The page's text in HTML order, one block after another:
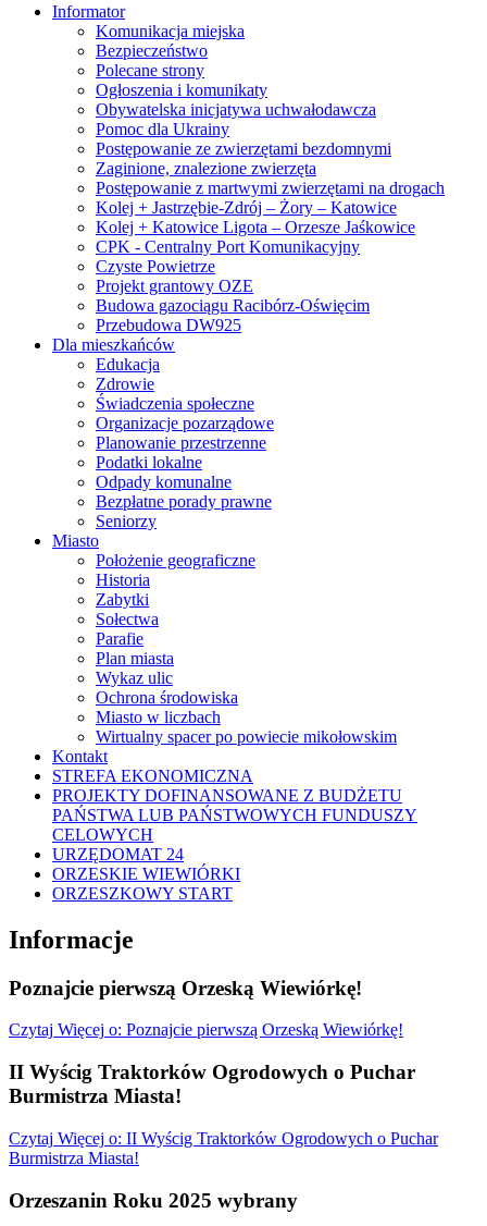
Informator
Komunikacja miejska
Bezpieczeństwo
Polecane strony
Ogłoszenia i komunikaty
Obywatelska inicjatywa uchwałodawcza
Pomoc dla Ukrainy
Postępowanie ze zwierzętami bezdomnymi
Zaginione, znalezione zwierzęta
Postępowanie z martwymi zwierzętami na drogach
Kolej + Jastrzębie-Zdrój – Żory – Katowice
Kolej + Katowice Ligota – Orzesze Jaśkowice
CPK - Centralny Port Komunikacyjny
Czyste Powietrze
Projekt grantowy OZE
Budowa gazociągu Racibórz-Oświęcim
Przebudowa DW925
Dla mieszkańców
Edukacja
Zdrowie
Świadczenia społeczne
Organizacje pozarządowe
Planowanie przestrzenne
Podatki lokalne
Odpady komunalne
Bezpłatne porady prawne
Seniorzy
Miasto
Położenie geograficzne
Historia
Zabytki
Sołectwa
Parafie
Plan miasta
Wykaz ulic
Ochrona środowiska
Miasto w liczbach
Wirtualny spacer po powiecie mikołowskim
Kontakt
STREFA EKONOMICZNA
PROJEKTY DOFINANSOWANE Z BUDŻETU
PAŃSTWA LUB PAŃSTWOWYCH FUNDUSZY
CELOWYCH
URZĘDOMAT 24
ORZESKIE WIEWIÓRKI
ORZESZKOWY START
Informacje
Poznajcie pierwszą Orzeską Wiewiórkę!
Czytaj Więcej o: Poznajcie pierwszą Orzeską Wiewiórkę!
II Wyścig Traktorków Ogrodowych o Puchar
Burmistrza Miasta!
Czytaj Więcej o: II Wyścig Traktorków Ogrodowych o Puchar
Burmistrza Miasta!
Orzeszanin Roku 2025 wybrany